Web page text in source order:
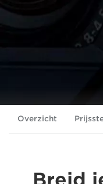
Overzicht